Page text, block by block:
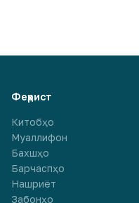
Феҳрист
Китобҳо
Муаллифон
Бахшҳо
Барчаспҳо
Нашриёт
Забонҳо